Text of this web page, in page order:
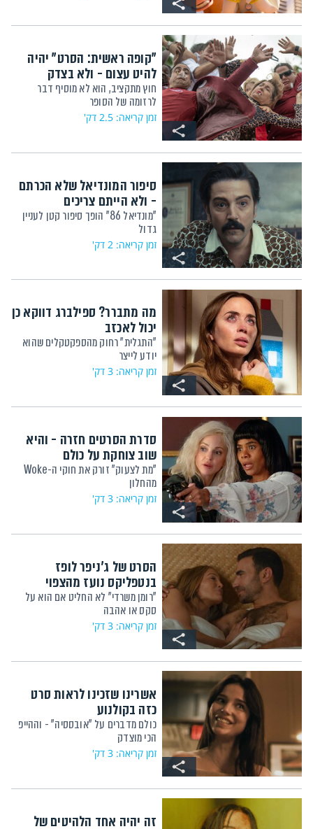
"קופה ראשית: הסרט" יהיה
להיט עצום - ולא בצדק
חוץ מתקציב, הוא לא מוסיף דבר
לרזומה של הסופר
זמן קריאה: 2.5 דק'
סיפור המונדיאל שלא הכרתם
- ולא הייתם צריכים
"מונדיאל 86" הופך סיפור קטן לעניין
גדול
זמן קריאה: 2 דק'
מה מתברר? ספילברג דווקא כן
יכול לאכזב
"התגלית" רחוק מהספקטקלים שהוא
יודע לייצר
זמן קריאה: 3 דק'
סדרת הסרטים חזרה - והיא
שוב צוחקת על כולם
"מת לצעוק" זורק את חוקי ה-Woke
מהחלון
זמן קריאה: 3 דק'
הסרט של ג'ניפר לופז
בנטפליקס נועז מהצפוי
"רומן משרדי" לא החליט אם הוא על
סקס או אהבה
זמן קריאה: 3 דק'
אשרינו שזכינו לראות סרט
כזה בקולנוע
כולם מדברים על "אובססיה" - וההייפ
הכי מוצדק
זמן קריאה: 3 דק'
זה יהיה אחד הלהיטים של